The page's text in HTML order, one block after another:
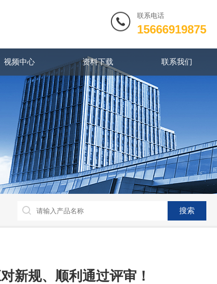
联系电话
15666919875
视频中心 资料下载 联系我们
新规、顺利通过评审！